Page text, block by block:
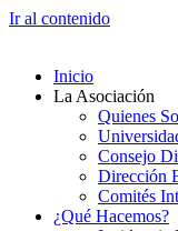
Ir al contenido
Inicio
La Asociación
Quienes
Consejo
Dirección
Comités
¿Qué Hacemos?